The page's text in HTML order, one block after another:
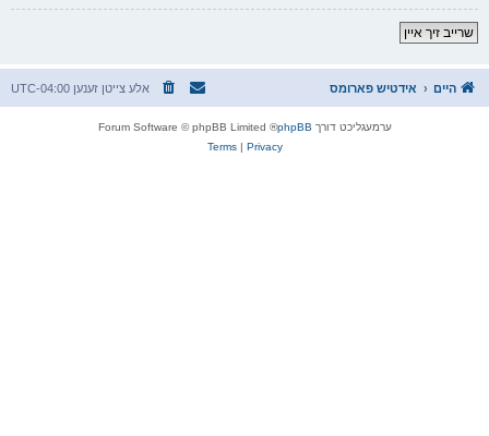
שרייב זיך איין
היים אידטיש פארומס אלע צייטן זענען UTC-04:00
ערמעגליכט דורך phpBB
® Forum Software © phpBB Limited
Privacy
|
Terms